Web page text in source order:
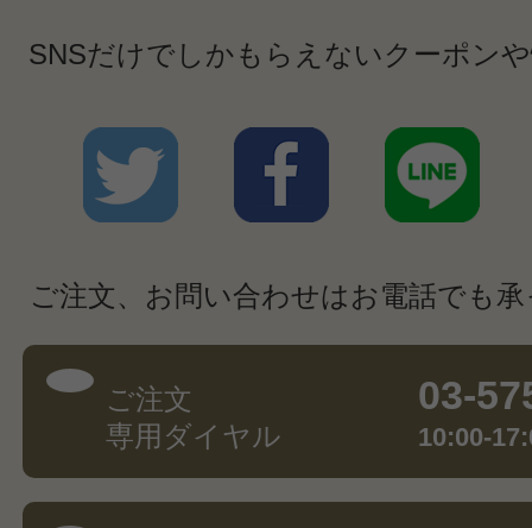
SNSだけでしかもらえないクーポン
ご注文、お問い合わせはお電話でも
ご注文
専用ダイヤル
03-
10:00-